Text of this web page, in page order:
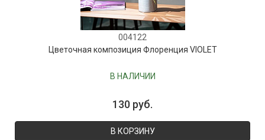
004122
Цветочная композиция Флоренция VIOLET
В НАЛИЧИИ
130 руб.
В КОРЗИНУ